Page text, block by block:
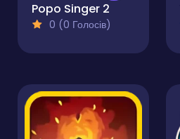
Popo Singer 2
0 (0 Голосів)